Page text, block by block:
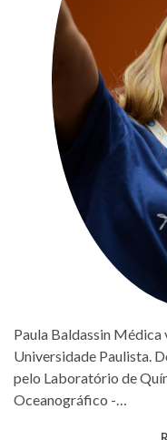
Paula Baldassin
Universidade Paulista.
pelo Laboratório de
Oceanográfico -…